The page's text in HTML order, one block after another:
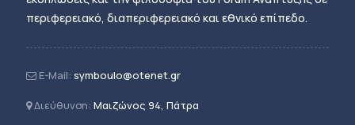
περιφερειακό, διαπεριφερειακό και εθνικό επίπεδο.
E-Mail: symboulo@otenet.gr
Διεύθυνση: Μαιζώνος 94, Πάτρα